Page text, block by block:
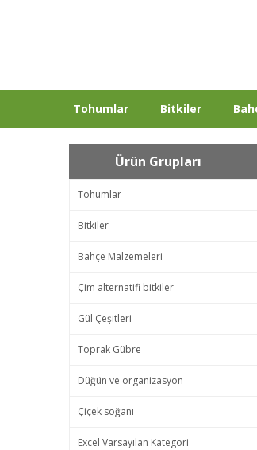
Tohumlar Bitkiler
Ürün Grupları
Tohumlar
Bitkiler
Bahçe Malzemeleri
Çim alternatifi bitkiler
Gül Çeşitleri
Toprak Gübre
Düğün ve organizasyon
Çiçek soğanı
Excel Varsayılan Kategori